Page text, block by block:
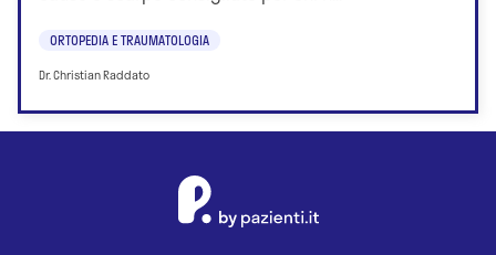
ORTOPEDIA E TRAUMATOLOGIA
Dr. Christian Raddato